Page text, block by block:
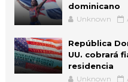
dominicano
Unknown
República
UU. cobrará
residencia
Unknown